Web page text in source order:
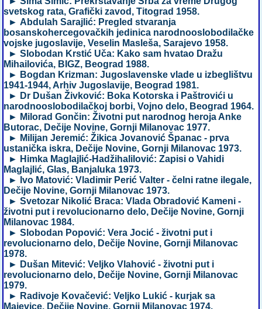
svetskog rata, Grafički zavod, Titograd 1958.
► Abdulah Sarajlić: Pregled stvaranja
bosanskohercegovačkih jedinica narodnooslobodilačke
vojske jugoslavije, Veselin Masleša, Sarajevo 1958.
► Slobodan Krstić Uča: Kako sam hvatao Dražu
Mihailovića, BIGZ, Beograd 1988.
► Bogdan Krizman: Jugoslavenske vlade u izbeglištvu
1941-1944, Arhiv Jugoslavije, Beograd 1981.
► Dr Dušan Živković: Boka Kotorska i Paštrovići u
narodnooslobodilačkoj borbi, Vojno delo, Beograd 1964.
► Milorad Gončin: Životni put narodnog heroja Anke
Butorac, Dečije Novine, Gornji Milanovac 1977.
► Milijan Jeremić: Žikica Jovanović Španac - prva
ustanička iskra, Dečije Novine, Gornji Milanovac 1973.
► Himka Maglajlić-Hadžihalilović: Zapisi o Vahidi
Maglajlić, Glas, Banjaluka 1973.
► Ivo Matović: Vladimir Perić Valter - čelni ratne ilegale,
Dečije Novine, Gornji Milanovac 1973.
► Svetozar Nikolić Braca: Vlada Obradović Kameni -
životni put i revolucionarno delo, Dečije Novine, Gornji
Milanovac 1984.
► Slobodan Popović: Vera Jocić - životni put i
revolucionarno delo, Dečije Novine, Gornji Milanovac
1978.
► Dušan Mitević: Veljko Vlahović - životni put i
revolucionarno delo, Dečije Novine, Gornji Milanovac
1979.
► Radivoje Kovačević: Veljko Lukić - kurjak sa
Majevice, Dečije Novine, Gornji Milanovac 1974.